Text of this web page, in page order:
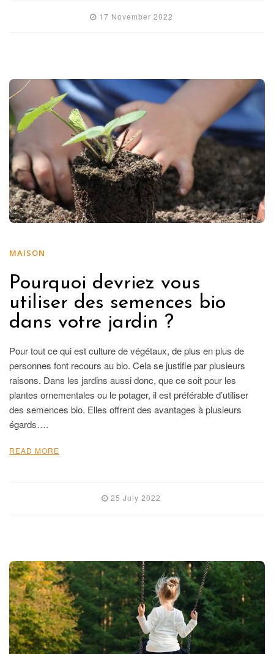
17 November 2022
MAISON
Pourquoi devriez vous
utiliser des semences bio
dans votre jardin ?
Pour tout ce qui est culture de végétaux, de plus en plus de
personnes font recours au bio. Cela se justifie par plusieurs
raisons. Dans les jardins aussi donc, que ce soit pour les
plantes ornementales ou le potager, il est préférable d’utiliser
des semences bio. Elles offrent des avantages à plusieurs
égards….
READ MORE
25 July 2022